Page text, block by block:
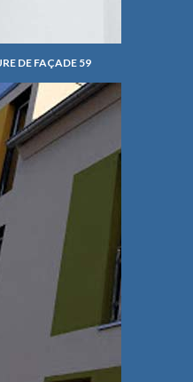
DE FAÇADE 59